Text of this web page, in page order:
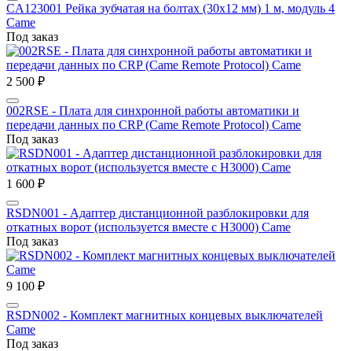
CA123001 Рейка зубчатая на болтах (30х12 мм) 1 м, модуль 4
Сame
Под заказ
2 500 ₽
002RSE - Плата для синхронной работы автоматики и
передачи данных по CRP (Came Remote Protocol) Came
Под заказ
1 600 ₽
RSDN001 - Адаптер дистанционной разблокировки для
откатных ворот (используется вместе с Н3000) Came
Под заказ
9 100 ₽
RSDN002 - Комплект магнитных концевых выключателей
Came
Под заказ